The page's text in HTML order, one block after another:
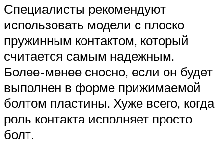
Специалисты рекомендуют
использовать модели с плоско
пружинным контактом, который
считается самым надежным.
Более-менее сносно, если он будет
выполнен в форме прижимаемой
болтом пластины. Хуже всего, когда
роль контакта исполняет просто
болт.